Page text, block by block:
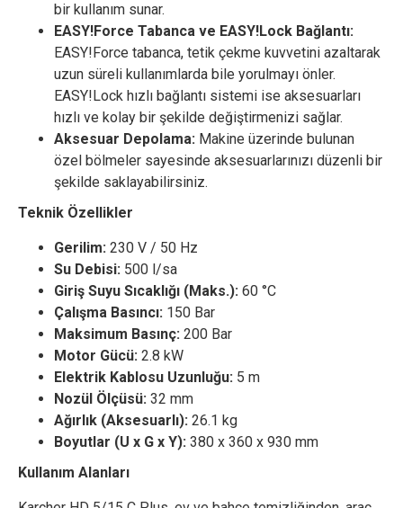
bir kullanım sunar.
EASY!Force Tabanca ve EASY!Lock Bağlantı:
EASY!Force tabanca, tetik çekme kuvvetini azaltarak
uzun süreli kullanımlarda bile yorulmayı önler.
EASY!Lock hızlı bağlantı sistemi ise aksesuarları
hızlı ve kolay bir şekilde değiştirmenizi sağlar.
Aksesuar Depolama: Makine üzerinde bulunan
özel bölmeler sayesinde aksesuarlarınızı düzenli bir
şekilde saklayabilirsiniz.
Teknik Özellikler
Gerilim: 230 V / 50 Hz
Su Debisi: 500 l/sa
Giriş Suyu Sıcaklığı (Maks.): 60 °C
Çalışma Basıncı: 150 Bar
Maksimum Basınç: 200 Bar
Motor Gücü: 2.8 kW
Elektrik Kablosu Uzunluğu: 5 m
Nozül Ölçüsü: 32 mm
Ağırlık (Aksesuarlı): 26.1 kg
Boyutlar (U x G x Y): 380 x 360 x 930 mm
Kullanım Alanları